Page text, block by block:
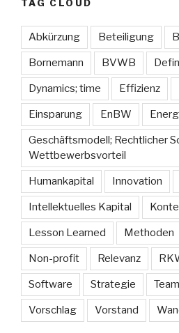
TAG CLOUD
Abkürzung Beteiligung
Bornemann BVWB
Dynamics; time Effizienz
Einsparung EnBW
Geschäftsmodell; Rechtlicher
Wettbewerbsvorteil
Humankapital Innovation
Intellektuelles Kapital
Lesson Learned Methoden
Non-profit Relevanz
Software Strategie Team
Vorschlag Vorstand